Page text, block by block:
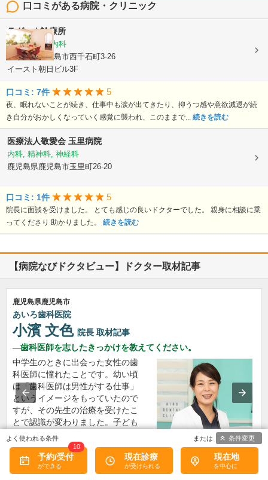
口コミがある病院・クリニック
ラグーナ診療所
精神科, 心療内科
鹿児島県鹿児島市西千石町3-26
イースト朝日ビル3F
口コミ: 7件 5
夜、眠れないことが続き、仕事中も涙が出てきたり、抑うつ感や意欲減退が続
き自分がおかしくなっていく感覚に襲われ、このままで... 続きを読む
医療法人敬愛会 玉里病院
内科, 精神科, 神経科
鹿児島県鹿児島市玉里町26-20
口コミ: 1件 5
院長に面談を受けました。 とても感じの良いドクターでした。 親身に相談に乗
ってくださり 助かりました。 続きを読む
【病院なびドクタビュー】ドクター取材記事
鹿児島県鹿児島市
あいろ歯科医院
小濱 文色 院長 取材記事
歯科医師を志したきっかけを教えてください。
中学生のときに出会った女性の歯
科医師に憧れたことです。幼い頃
は「歯科医師は男性がする仕事」
というイメージをもっていたので
すが、その先生の治療を受けたこ
とで認識が変わりました。子ども
にとって歯科医院は敬…
>>記事全文を読む
予約/受付
10
現在診療 現在地
条件変更